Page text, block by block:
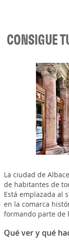
CONSIGUE
La ciudad de
de habitantes de
Está emplazada al
en la comarca
formando parte de
Qué ver y qué